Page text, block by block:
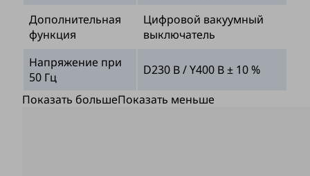
Дополнительная
функция
Цифровой вакуумный
выключатель
Напряжение при
50 Гц
D230 В / Y400 В ± 10 %
Показать большеПоказать меньше